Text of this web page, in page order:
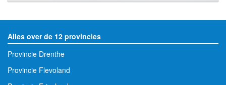
Alles over de 12 provincies
Provincie Drenthe
Provincie Flevoland